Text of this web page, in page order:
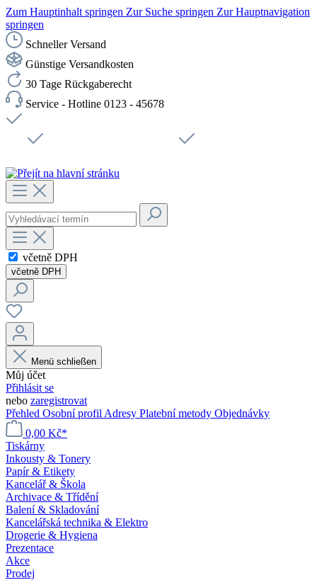
Zum Hauptinhalt springen Zur Suche springen Zur Hauptnavigation
springen
Schneller Versand
Günstige Versandkosten
30 Tage Rückgaberecht
Service - Hotline 0123 - 45678
včetně DPH
včetně DPH
Menü schließen
Můj účet
Přihlásit se
nebo zaregistrovat
Přehled Osobní profil Adresy Platební metody Objednávky
0,00 Kč*
Tiskárny
Inkousty & Tonery
Papír & Etikety
Kancelář & Škola
Archivace & Třídění
Balení & Skladování
Kancelářská technika & Elektro
Drogerie & Hygiena
Prezentace
Akce
Prodej